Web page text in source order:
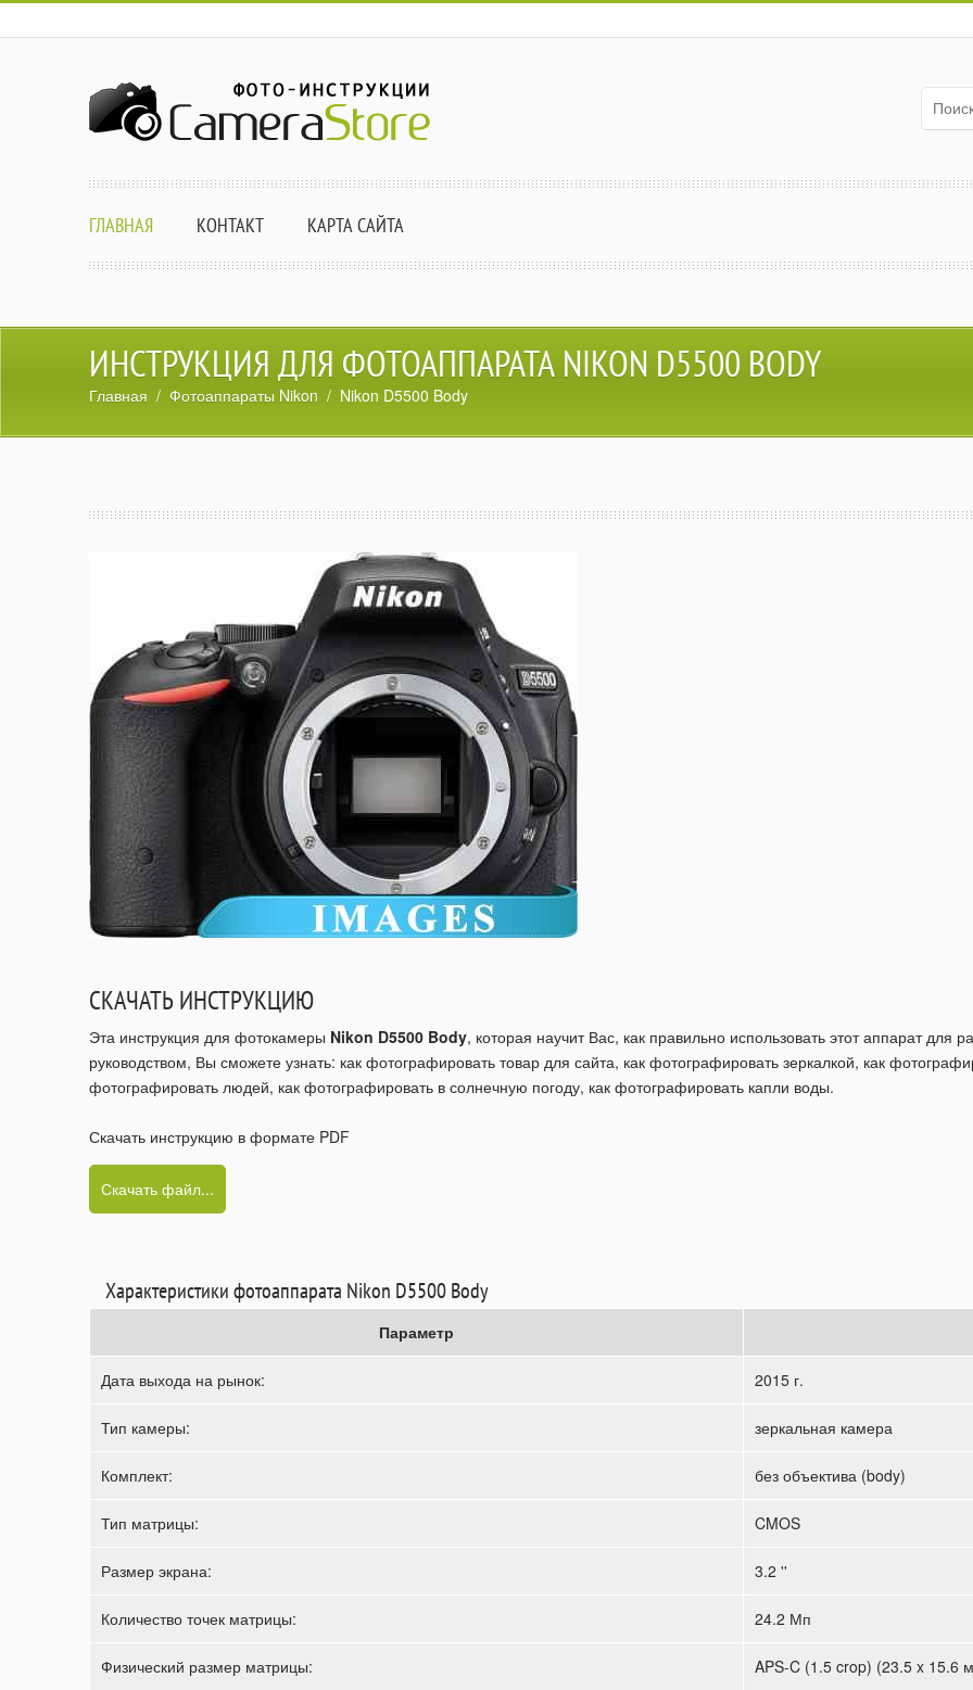
ГЛАВНАЯ КОНТАКТ КАРТА САЙТА
ИНСТРУКЦИЯ ДЛЯ ФОТОАППАРАТА NIKON D5500 BODY
Главная / Фотоаппараты Nikon / Nikon D5500 Body
СКАЧАТЬ ИНСТРУКЦИЮ
Эта инструкция для фотокамеры Nikon D5500 Body, которая научит Вас, как правильно использовать этот аппарат
руководством, Вы сможете узнать: как фотографировать товар для сайта, как фотографировать зеркалкой, как
фотографировать людей, как фотографировать в солнечную погоду, как фотографировать капли воды.
Скачать инструкцию в формате PDF
Скачать файл...
Характеристики фотоаппарата Nikon D5500 Body
Параметр
Дата выхода на рынок: 2015 г.
Тип камеры: зеркальная камера
Комплект: без объектива (body)
Тип матрицы: CMOS
Размер экрана: 3.2 ''
Количество точек матрицы: 24.2 Мп
Физический размер матрицы: APS-C (1.5 crop) (23.5 x 15.6